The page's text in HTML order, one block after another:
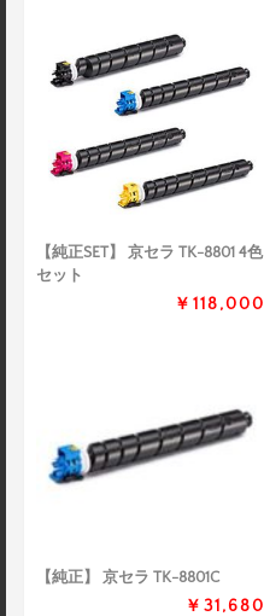
【純正SET】 京セラ TK-8801 4色
セット
￥118,000
【純正】 京セラ TK-8801C
￥31,680